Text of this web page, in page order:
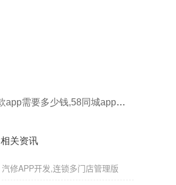
制作一款app需要多少钱,58同城app开发需要多少钱
相关资讯
汽修APP开发,连锁多门店管理版